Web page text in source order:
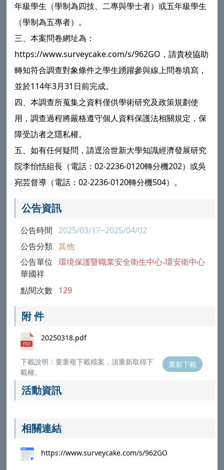
年級學生（學制為四技、二專與學士者）或五年級學生
（學制為五專者）。
三、本案問卷網址為：
https://www.surveycake.com/s/962GO，請貴校協助
轉知符合調查對象條件之學生踴躍參與線上問卷填寫，
並於114年3月31日前完成。
四、本調查所蒐集之資料僅供學術研究及政策規劃使
用，調查過程將嚴格遵守個人資料保護法相關規定，保
障受訪者之隱私權。
五、如有任何疑問，請逕洽世新大學知識經濟發展研究
院李怡恬組長（電話：02-2236-0120轉分機202）或吳
宛芸督導（電話：02-2236-0120轉分機504）。
公告資訊
公告時間 2025/03/17~2025/04/02
公告分類 其他
公告單位
環境保護暨職業安全衛生中心-環安衛中心
華國祥
點閱次數 129
附 件
20250318.pdf
下載說明：要重複下載檔案，須重新取得下
載權。
重新下載
活動資訊
相關連結
https://www.surveycake.com/s/962GO